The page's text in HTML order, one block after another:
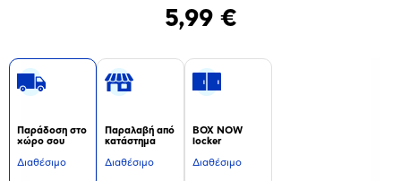
5,99 €
Παράδοση στο
χώρο σου
Διαθέσιμο
Παραλαβή από
κατάστημα
Διαθέσιμο
BOX NOW
locker
Διαθέσιμο